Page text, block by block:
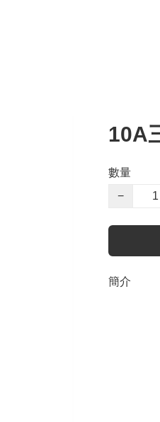
10A
數量
−
簡介